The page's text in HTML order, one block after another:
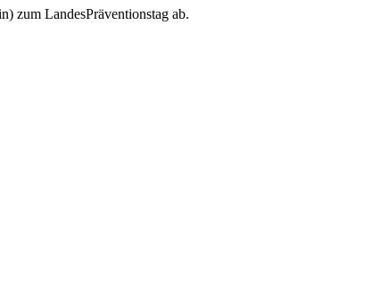
zum LandesPräventionstag ab.